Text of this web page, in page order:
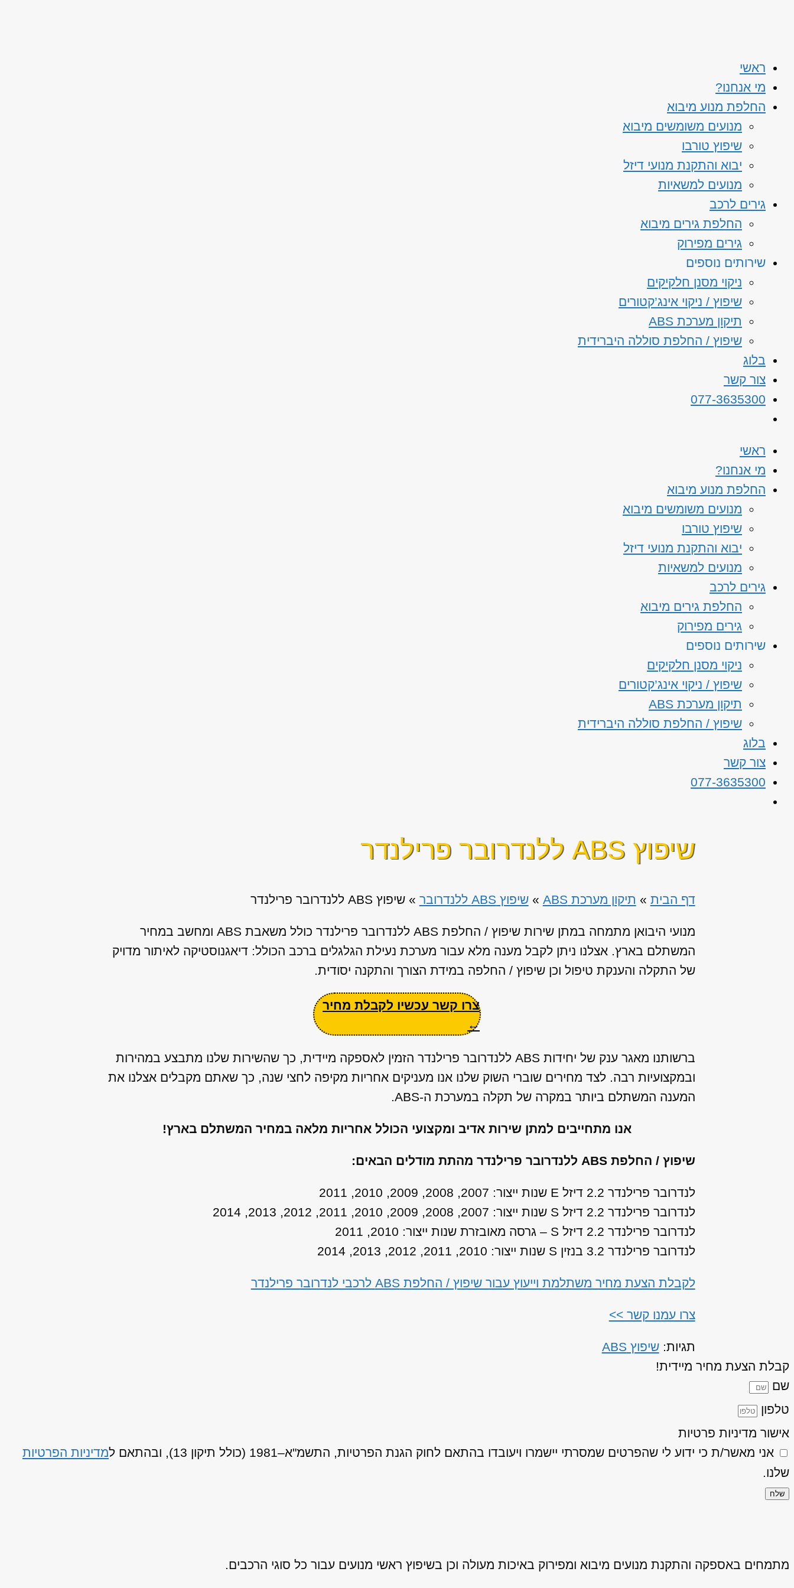
ראשי
מי אנחנו?
החלפת מנוע מיבוא
מנועים משומשים מיבוא
שיפוץ טורבו
יבוא והתקנת מנועי דיזל
מנועים למשאיות
גירים לרכב
החלפת גירים מיבוא
גירים מפירוק
שירותים נוספים
ניקוי מסנן חלקיקים
שיפוץ / ניקוי אינג’קטורים
תיקון מערכת ABS
שיפוץ / החלפת סוללה היברידית
בלוג
צור קשר
077-3635300
ראשי
מי אנחנו?
החלפת מנוע מיבוא
מנועים משומשים מיבוא
שיפוץ טורבו
יבוא והתקנת מנועי דיזל
מנועים למשאיות
גירים לרכב
החלפת גירים מיבוא
גירים מפירוק
שירותים נוספים
ניקוי מסנן חלקיקים
שיפוץ / ניקוי אינג’קטורים
תיקון מערכת ABS
שיפוץ / החלפת סוללה היברידית
בלוג
צור קשר
077-3635300
שיפוץ ABS ללנדרובר פרילנדר
דף הבית » תיקון מערכת ABS »שיפוץ ABS ללנדרובר »שיפוץ ABS ללנדרובר פרילנדר
מנועי היבואן מתמחה במתן שירות שיפוץ / החלפת ABS ללנדרובר פרילנדר כולל משאבת ABS ומחשב במחיר
המשתלם בארץ. אצלנו ניתן לקבל מענה מלא עבור מערכת נעילת הגלגלים ברכב הכולל: דיאגנוסטיקה לאיתור מדויק
של התקלה והענקת טיפול וכן שיפוץ / החלפה במידת הצורך והתקנה יסודית.
צרו קשר עכשיו לקבלת מחיר
←
ברשותנו מאגר ענק של יחידות ABS ללנדרובר פרילנדר הזמין לאספקה מיידית, כך שהשירות שלנו מתבצע במהירות
ובמקצועיות רבה. לצד מחירים שוברי השוק שלנו אנו מעניקים אחריות מקיפה לחצי שנה, כך שאתם מקבלים אצלנו את
המענה המשתלם ביותר במקרה של תקלה במערכת ה-ABS.
אנו מתחייבים למתן שירות אדיב ומקצועי הכולל אחריות מלאה במחיר המשתלם בארץ!
שיפוץ / החלפת ABS ללנדרובר פרילנדר מהתת מודלים הבאים:
לנדרובר פרילנדר 2.2 דיזל E שנות ייצור: 2007, 2008, 2009, 2010, 2011
לנדרובר פרילנדר 2.2 דיזל S שנות ייצור: 2007, 2008, 2009, 2010, 2011, 2012, 2013, 2014
לנדרובר פרילנדר 2.2 דיזל S – גרסה מאובזרת שנות ייצור: 2010, 2011
לנדרובר פרילנדר 3.2 בנזין S שנות ייצור: 2010, 2011, 2012, 2013, 2014
לקבלת הצעת מחיר משתלמת וייעוץ עבור שיפוץ / החלפת ABS לרכבי לנדרובר פרילנדר
צרו עמנו קשר >>
תגיות:שיפוץ ABS
קבלת הצעת מחיר מיידית!
שם
טלפון
אישור מדיניות פרטיות
אני מאשר/ת כי ידוע לי שהפרטים שמסרתי יישמרו ויעובדו בהתאם לחוק הגנת הפרטיות, התשמ"א–1981 (כולל תיקון 13), ובהתאם ל
מדיניות הפרטיות
שלנו.
שלח
מתמחים באספקה והתקנת מנועים מיבוא ומפירוק באיכות מעולה וכן בשיפוץ ראשי מנועים עבור כל סוגי הרכבים.